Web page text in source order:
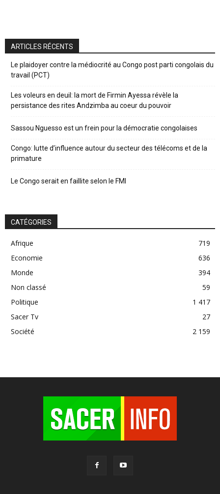
ARTICLES RÉCENTS
Le plaidoyer contre la médiocrité au Congo post parti congolais du
travail (PCT)
Les voleurs en deuil: la mort de Firmin Ayessa révèle la
persistance des rites Andzimba au coeur du pouvoir
Sassou Nguesso est un frein pour la démocratie congolaises
Congo: lutte d’influence autour du secteur des télécoms et de la
primature
Le Congo serait en faillite selon le FMI
CATÉGORIES
Afrique
719
Economie
636
Monde
394
Non classé
59
Politique
1 417
Sacer Tv
27
Société
2 159